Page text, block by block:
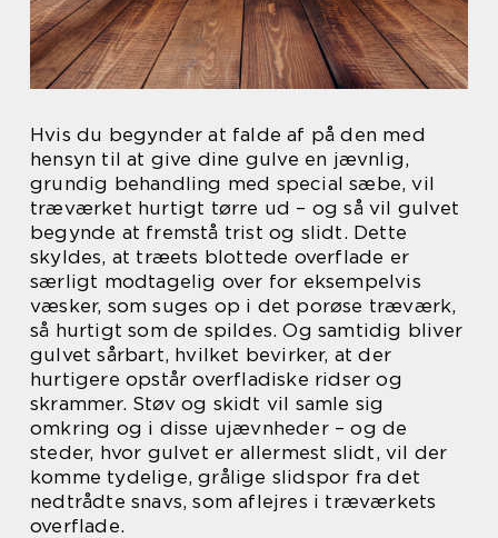
Hvis du begynder at falde af på den med
hensyn til at give dine gulve en jævnlig,
grundig behandling med special sæbe, vil
træværket hurtigt tørre ud – og så vil gulvet
begynde at fremstå trist og slidt. Dette
skyldes, at træets blottede overflade er
særligt modtagelig over for eksempelvis
væsker, som suges op i det porøse træværk,
så hurtigt som de spildes. Og samtidig bliver
gulvet sårbart, hvilket bevirker, at der
hurtigere opstår overfladiske ridser og
skrammer. Støv og skidt vil samle sig
omkring og i disse ujævnheder – og de
steder, hvor gulvet er allermest slidt, vil der
komme tydelige, grålige slidspor fra det
nedtrådte snavs, som aflejres i træværkets
overflade.